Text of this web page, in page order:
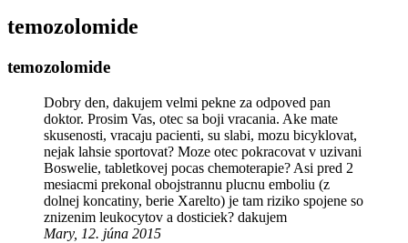
temozolomide
temozolomide
Dobry den, dakujem velmi pekne za odpoved pan
doktor. Prosim Vas, otec sa boji vracania. Ake mate
skusenosti, vracaju pacienti, su slabi, mozu bicyklovat,
nejak lahsie sportovat? Moze otec pokracovat v uzivani
Boswelie, tabletkovej pocas chemoterapie? Asi pred 2
mesiacmi prekonal obojstrannu plucnu emboliu (z
dolnej koncatiny, berie Xarelto) je tam riziko spojene so
znizenim leukocytov a dosticiek? dakujem
Mary, 12. júna 2015